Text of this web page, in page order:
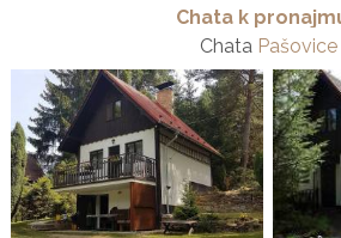
Chata k
Chata Pašovice